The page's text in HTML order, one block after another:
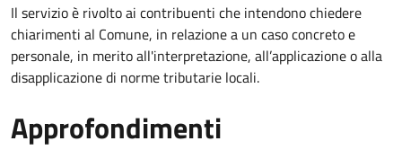
Il servizio è rivolto ai contribuenti che intendono chiedere
chiarimenti al Comune, in relazione a un caso concreto e
personale, in merito all'interpretazione, all’applicazione o alla
disapplicazione di norme tributarie locali.
Approfondimenti